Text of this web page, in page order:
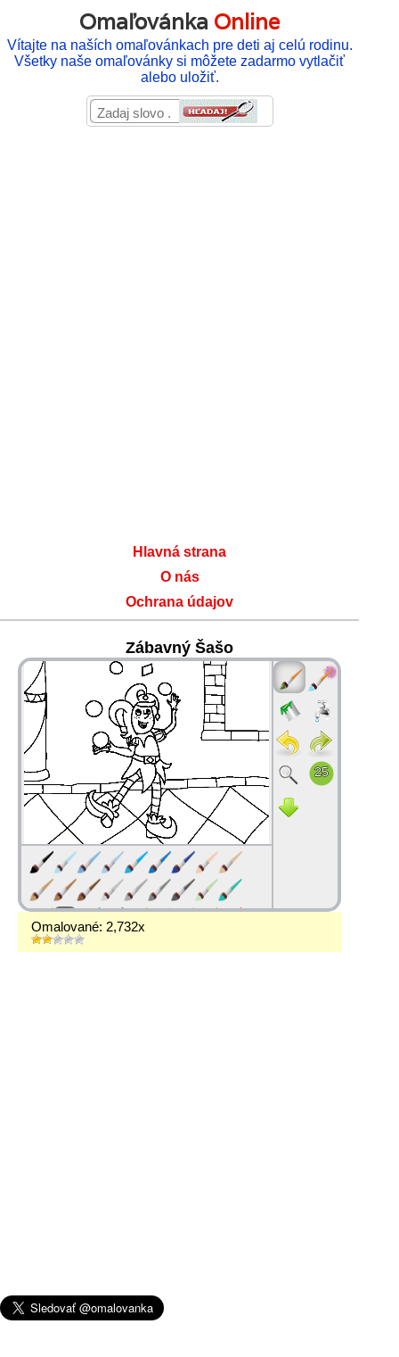
Omaľovánka Online
Vítajte na naších omaľovánkach pre deti aj celú rodinu.
Všetky naše omaľovánky si môžete zadarmo vytlačiť
alebo uložiť.
Hlavná strana
O nás
Ochrana údajov
Zábavný Šašo
36
Omalované: 2,732x